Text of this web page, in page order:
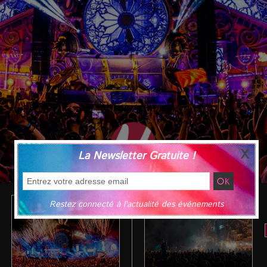
La Newsletter Gratuite !
Restez connecté à l'actualité des événements